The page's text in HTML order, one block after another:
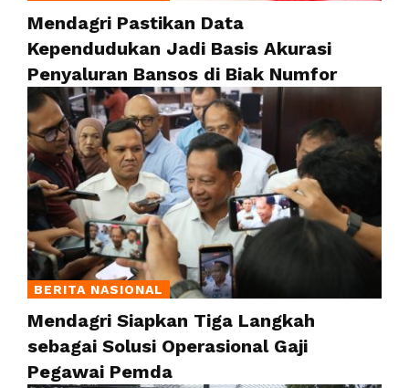
Mendagri Pastikan Data
Kependudukan Jadi Basis Akurasi
Penyaluran Bansos di Biak Numfor
BERITA NASIONAL
Mendagri Siapkan Tiga Langkah
sebagai Solusi Operasional Gaji
Pegawai Pemda